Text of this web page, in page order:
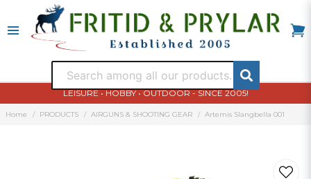
LEISURE • HOBBY • OUTDOOR - SINCE 2005!
Home PRODUCTS AIRGUNS & SHOOTING GEAR Artemis Slangbella 001